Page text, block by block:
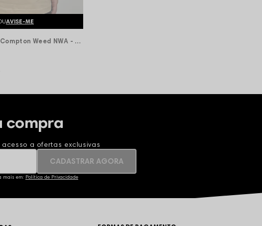
AVISE-ME
Camiseta Oversized Compton Weed NWA - Bege
compra
a ofertas exclusivas
CADASTRAR AGORA
mais em: Política de Privacidade